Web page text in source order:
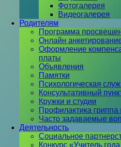
Фотогалерея
Видеогалерея
Родителям
Программа
Онлайн
Оформление
платы
Объявления
Памятки
Психологическая
Консультативный
Кружки и студии
Профилактика гриппа
Часто задаваемые
Деятельность
Социальное
Конкурс «Учитель